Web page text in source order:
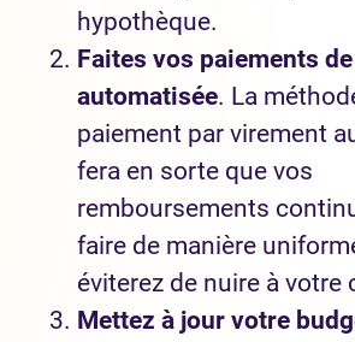
hypothèque.
Faites vos paiements
automatisée. La
paiement par virement
fera en sorte que vos
remboursements
faire de manière
éviterez de nuire à votre
Mettez à jour votre